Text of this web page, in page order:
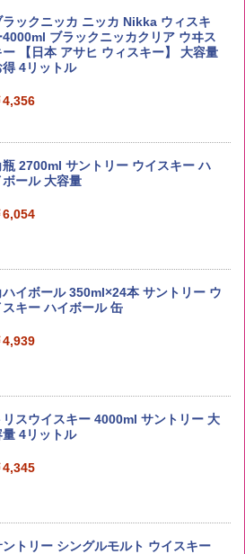
Amazon 国産ブレンド米 精米 5kg
2,650
長野県産 令和7年産
5kg
業務用 お米マイスターブレンド
ラックニッカ ニッカ Nikka ウィスキ
4000ml ブラックニッカクリア ウヰス
ー 【日本 アサヒ ウィスキー】 大容量
得 4リットル
4,356
瓶 2700ml サントリー ウイスキー ハ
ボール 大容量
6,054
ハイボール 350ml×24本 サントリー ウ
スキー ハイボール 缶
4,939
リスウイスキー 4000ml サントリー 大
量 4リットル
4,345
ントリー シングルモルト ウイスキー